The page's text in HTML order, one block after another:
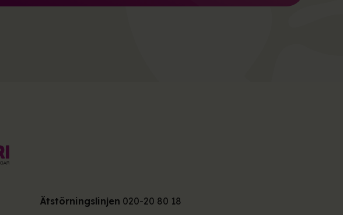
Ätstörningslinjen 020-20 80 18